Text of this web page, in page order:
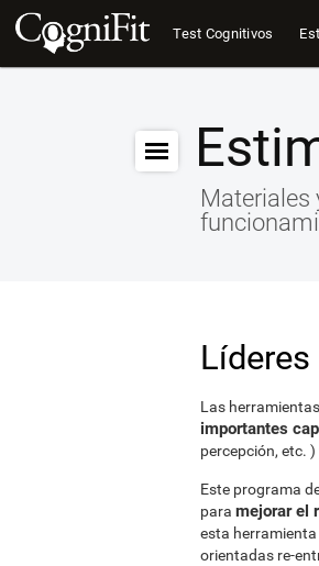
Test Cognitivos
Materiales
Las
importantes
percepción, etc.
Este programa
para mejorar el
esta
orientadas re-